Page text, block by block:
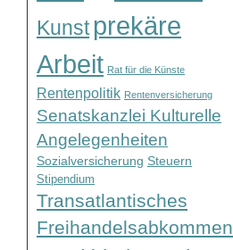
Kunst prekäre
Arbeit Rat für die Künste
Rentenpolitik Rentenversicherung
Senatskanzlei Kulturelle
Angelegenheiten
Sozialversicherung Steuern
Stipendium
Transatlantisches
Freihandelsabkommen